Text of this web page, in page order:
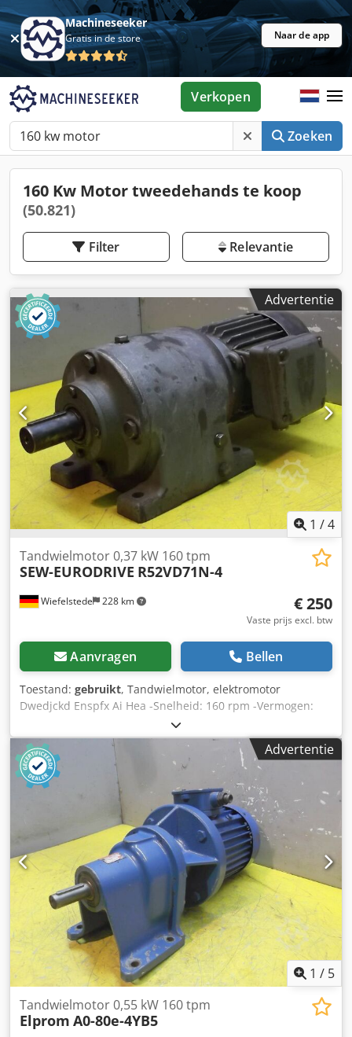
Machineseeker
Gratis in de store Naar de app
Zoeken
Verkopen
160 Kw Motor tweedehands te koop
(50.821)
Filter Relevantie
Advertentie
1 /4
Wiefelstede 228 km
Tandwielmotor 0,37 kW 160 tpm
SEW-EURODRIVE R52VD71N-4
€ 250
Vaste prijs excl. btw
Aanvragen Bellen
Toestand: gebruikt, Tandwielmotor, elektromotor
Dwedjckd Enspfx Ai Hea -Snelheid: 160 rpm -Vermogen:
0,37 kW -Bouw: B3 -Aardiameter: Ø 30 mm -
Beschermingsklasse: IP 33 -gewicht: 23 kg
Advertentie
1 / 5
Tandwielmotor 0,55 kW 160 tpm
Elprom A0-80e-4YB5